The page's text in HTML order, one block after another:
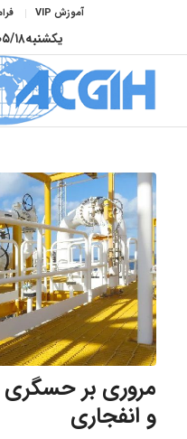
آموزش VIP
یکشنبه
مروری بر حسگری
و انفجاری